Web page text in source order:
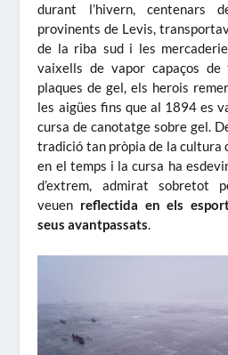
durant l’hivern, centenars
provinents de Levis,
de la riba sud i les
vaixells de vapor capaços
plaques de gel, els herois
les aigües fins que al 1894 es
cursa de canotatge sobre gel.
tradició tan pròpia de la cultura
en el temps i la cursa ha
d’extrem, admirat sobretot
veuen reflectida en els
seus avantpassats.